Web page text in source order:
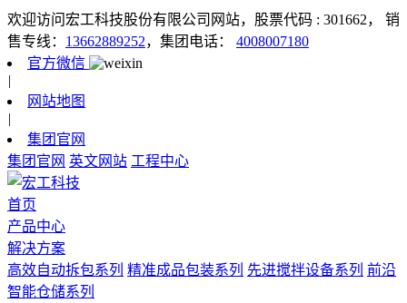
欢迎访问宏工科技股份有限公司网站，股票代码 : 301662，
销
售专线： 13662889252，集团电话： 4008007180
官方微信
|
网站地图
|
集团官网
集团官网 英文网站 工程中心
首页
产品中心
解决方案
高效自动拆包系列 精准成品包装系列 先进搅拌设备系列 前沿
智能仓储系列